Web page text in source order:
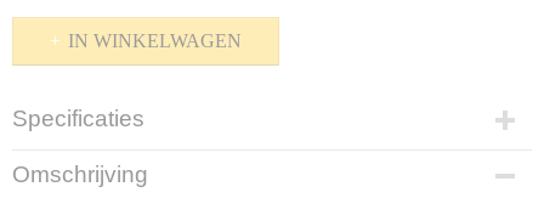
IN WINKELWAGEN
Specificaties
Productcode
P-1600-419
Omschrijving